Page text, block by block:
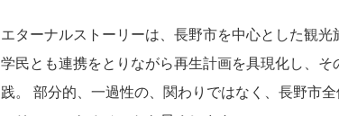
エターナルストーリーは、長野市を中心とした観
学民とも連携をとりながら再生計画を具現化し、
践。 部分的、一過性の、関わりではなく、長野市